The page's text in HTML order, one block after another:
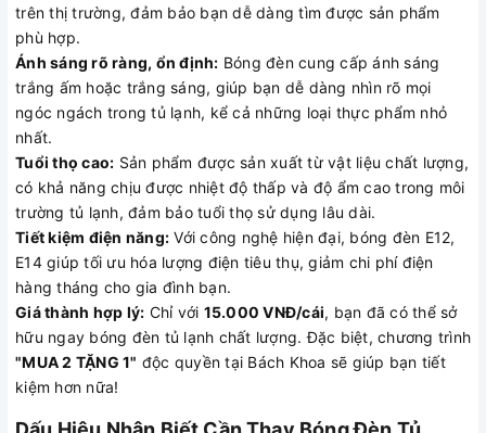
trên thị trường, đảm bảo bạn dễ dàng tìm được sản phẩm
phù hợp.
Ánh sáng rõ ràng, ổn định: Bóng đèn cung cấp ánh sáng
trắng ấm hoặc trắng sáng, giúp bạn dễ dàng nhìn rõ mọi
ngóc ngách trong tủ lạnh, kể cả những loại thực phẩm nhỏ
nhất.
Tuổi thọ cao: Sản phẩm được sản xuất từ vật liệu chất lượng,
có khả năng chịu được nhiệt độ thấp và độ ẩm cao trong môi
trường tủ lạnh, đảm bảo tuổi thọ sử dụng lâu dài.
Tiết kiệm điện năng: Với công nghệ hiện đại, bóng đèn E12,
E14 giúp tối ưu hóa lượng điện tiêu thụ, giảm chi phí điện
hàng tháng cho gia đình bạn.
Giá thành hợp lý: Chỉ với 15.000 VNĐ/cái, bạn đã có thể sở
hữu ngay bóng đèn tủ lạnh chất lượng. Đặc biệt, chương trình
"MUA 2 TẶNG 1" độc quyền tại Bách Khoa sẽ giúp bạn tiết
kiệm hơn nữa!